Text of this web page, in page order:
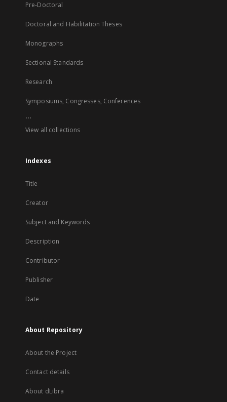
Pre-Doctoral
Doctoral and Habilitation Theses
Monographs
Sectional Standards
Research
Symposiums, Congresses, Conferences
...
View all collections
Indexes
Title
Creator
Subject and Keywords
Description
Contributor
Publisher
Date
About Repository
About the Project
Contact details
About dLibra